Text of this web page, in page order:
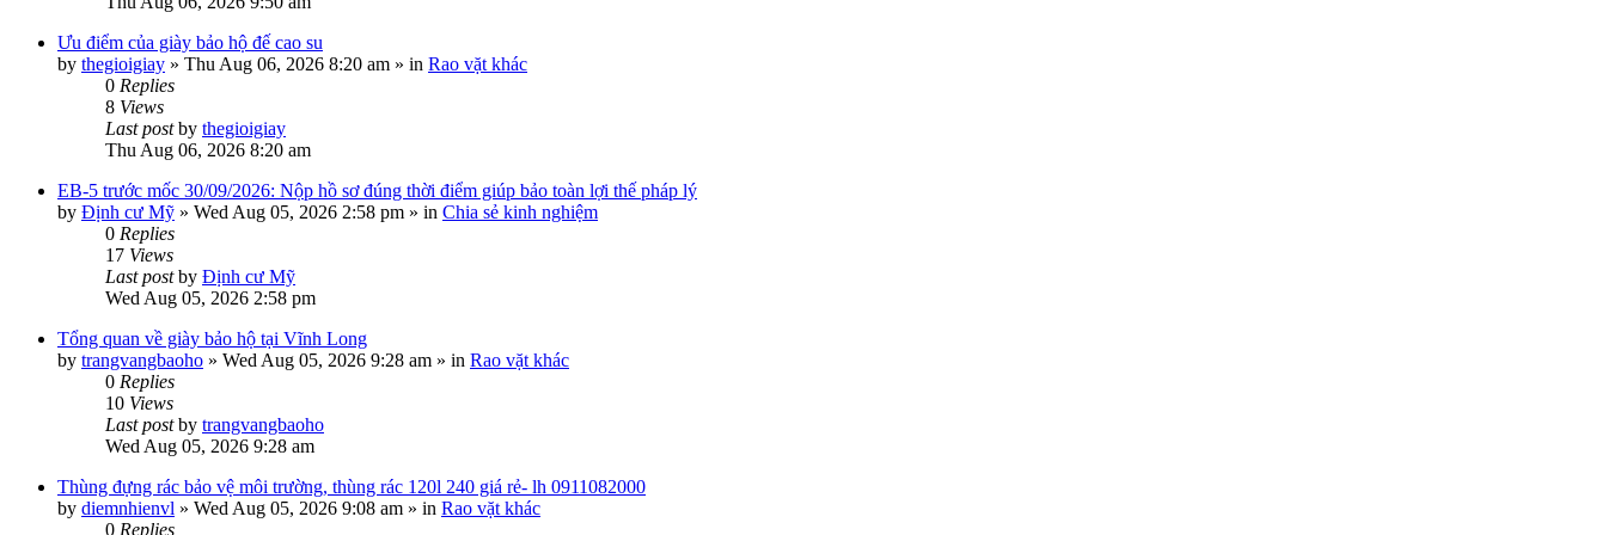
Ưu điểm của giày bảo hộ đế cao su
by thegioigiay » Thu Aug 06, 2026 8:20 am » in Rao vặt khác
0 Replies
8 Views
Last postby thegioigiay
Thu Aug 06, 2026 8:20 am
EB-5 trước mốc 30/09/2026: Nộp hồ sơ đúng thời điểm giúp bảo toàn lợi thế pháp lý
by Định cư Mỹ » Wed Aug 05, 2026 2:58 pm » in Chia sẻ kinh nghiệm
0 Replies
17 Views
Last postby Định cư Mỹ
Wed Aug 05, 2026 2:58 pm
Tổng quan về giày bảo hộ tại Vĩnh Long
by trangvangbaoho » Wed Aug 05, 2026 9:28 am » in Rao vặt khác
0 Replies
10 Views
Last postby trangvangbaoho
Wed Aug 05, 2026 9:28 am
Thùng đựng rác bảo vệ môi trường, thùng rác 120l 240 giá rẻ- lh 0911082000
by diemnhienvl » Wed Aug 05, 2026 9:08 am » in Rao vặt khác
0 Replies